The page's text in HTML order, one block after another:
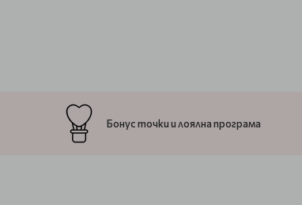
Бонус точки и лоялна програма